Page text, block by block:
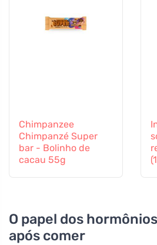
Chimpanzee
Chimpanzé Super
bar - Bolinho de
cacau 55g
O papel dos
após comer